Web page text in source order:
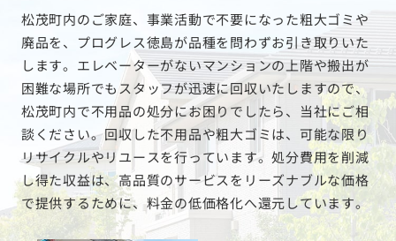
松茂町内のご家庭、事業活動で不要になった粗大ゴミや
廃品を、プログレス徳島が品種を問わずお引き取りいた
します。エレベーターがないマンションの上階や搬出が
困難な場所でもスタッフが迅速に回収いたしますので、
松茂町内で不用品の処分にお困りでしたら、当社にご相
談ください。回収した不用品や粗大ゴミは、可能な限り
リサイクルやリユースを行っています。処分費用を削減
し得た収益は、高品質のサービスをリーズナブルな価格
で提供するために、料金の低価格化へ還元しています。